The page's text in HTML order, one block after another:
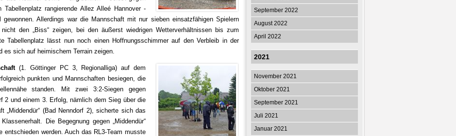
rangierende Allez Alleé Hannover -
Allerdings war die Mannschaft mit nur sieben einsatzfähigen Spielern
den „Biss“ zeigen, bei den äußerst wiedrigen Wetterverhältnissen bis zum
Tabellenplatz lässt nun noch einen Hoffnungsschimmer auf den Verbleib in der
es sich auf heimischem Terrain zeigen.
(1. Göttinger PC 3, Regionalliga) auf dem
punkten und Mannschaften besiegen, die
standen. Mit zwei 3:2-Siegen gegen
2 und einem 3. Erfolg, nämlich dem Sieg über die
„Middendür“ (Bad Nenndorf 2), sicherte sich das
Die Begegnung gegen „Middendür“
entschieden werden. Auch das RL3-Team musste
September 2022
August 2022
April 2022
2021
November 2021
Oktober 2021
September 2021
Juli 2021
Januar 2021